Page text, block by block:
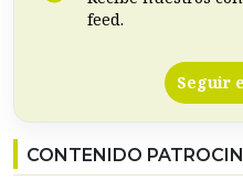
feed.
Seguir
CONTENIDO